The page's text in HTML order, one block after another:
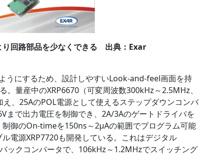
回路部品を少なくできる 出典：Exar
うにするため、設計しやすいLook-and-feel画面を持
量産中のXRP6670（可変周波数300kHz～2.5MHz、
、25AのPOL電源として使えるステップダウンコンバ
まで出力電圧を制御でき、2A/3Aのゲートドライバを
御のOn-timeを150ns～2µAの範囲でプログラム可能
電源XRP7720も開発している。これはデジタル
ックコンバータで、106kHz～1.2MHzでスイッチング